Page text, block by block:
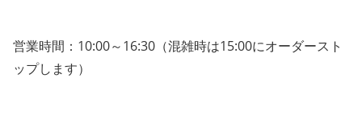
営業時間：10:00～16:30（混雑時は15:00にオーダースト
ップします）